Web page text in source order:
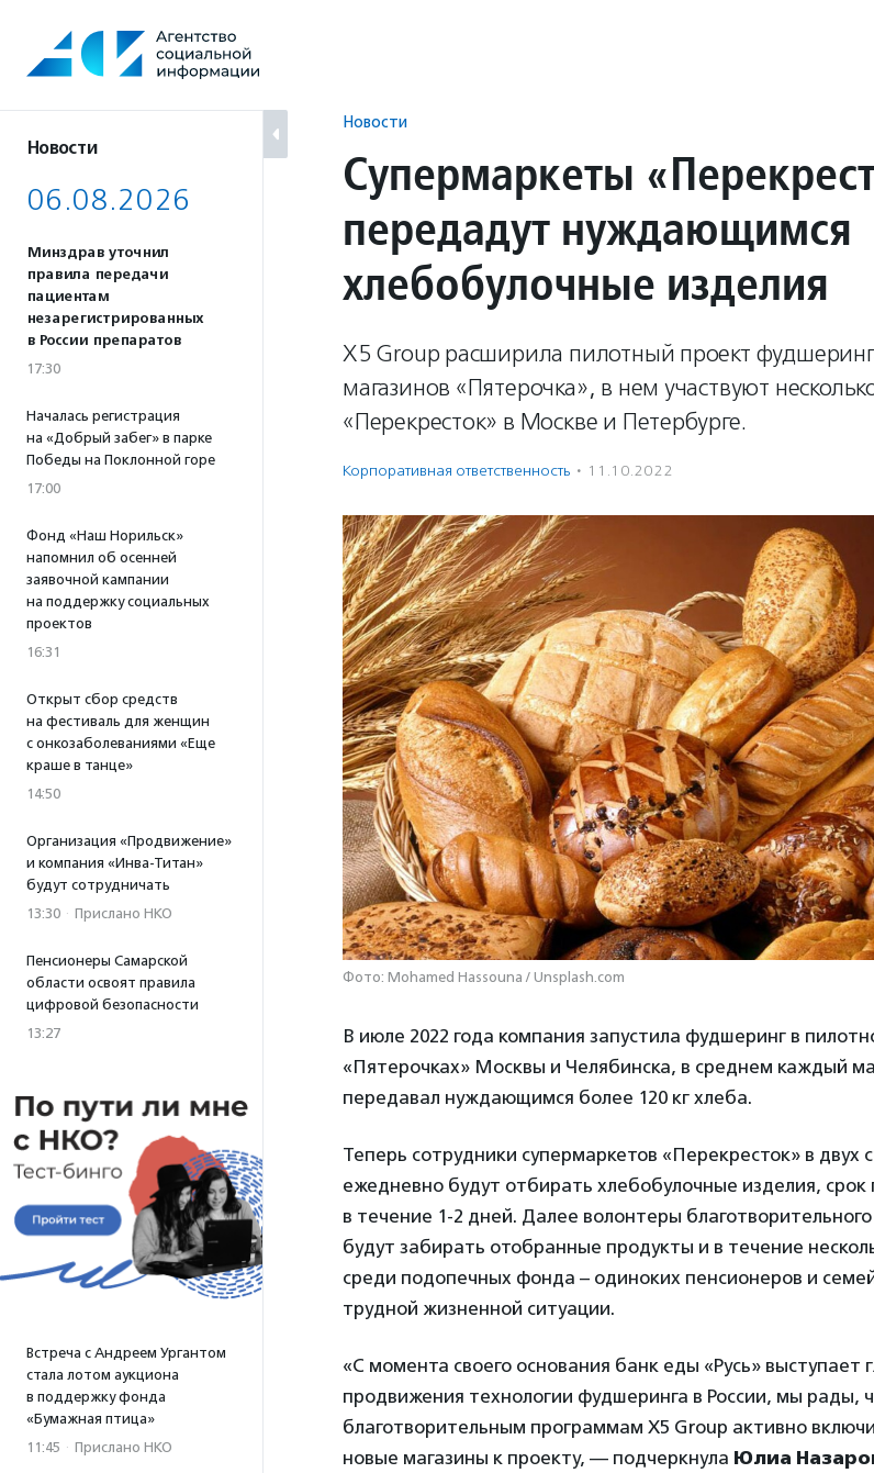
содержанию
Новости
06.08.2026
Минздрав уточнил
правила передачи
пациентам
незарегистрированных
в России препаратов
17:30
Началась регистрация
на «Добрый забег» в парке
Победы на Поклонной горе
17:00
Фонд «Наш Норильск»
напомнил об осенней
заявочной кампании
на поддержку социальных
проектов
16:31
Открыт сбор средств
на фестиваль для женщин
с онкозаболеваниями «Еще
краше в танце»
14:50
Организация «Продвижение»
и компания «Инва-Титан»
будут сотрудничать
13:30 · Прислано НКО
Пенсионеры Самарской
области освоят правила
цифровой безопасности
13:27
Встреча с Андреем Ургантом
стала лотом аукциона
в поддержку фонда
«Бумажная птица»
11:45 · Прислано НКО
Новости
Супермаркеты
передадут нуждающимся
хлебобулочные изделия
X5 Group расширила пилотный проект
магазинов «Пятерочка», в нем участвуют
«Перекресток» в Москве и Петербурге.
Корпоративная ответственность · 11.10.2022
Фото: Mohamed Hassouna / Unsplash.com
В июле 2022 года компания запустила фудшеринг в
«Пятерочках» Москвы и Челябинска, в среднем каждый
передавал нуждающимся более 120 кг хлеба.
Теперь сотрудники супермаркетов «Перекресток» в двух
ежедневно будут отбирать хлебобулочные изделия, срок
в течение 1-2 дней. Далее волонтеры
будут забирать отобранные продукты и в течение
среди подопечных фонда – одиноких пенсионеров и
трудной жизненной ситуации.
«С момента своего основания банк еды «Русь»
продвижения технологии фудшеринга в России, мы рады,
благотворительным программам X5 Group активно
новые магазины к проекту, — подчеркнула Юлиа